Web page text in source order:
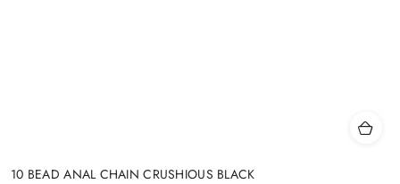
10 BEAD ANAL CHAIN CRUSHIOUS BLACK